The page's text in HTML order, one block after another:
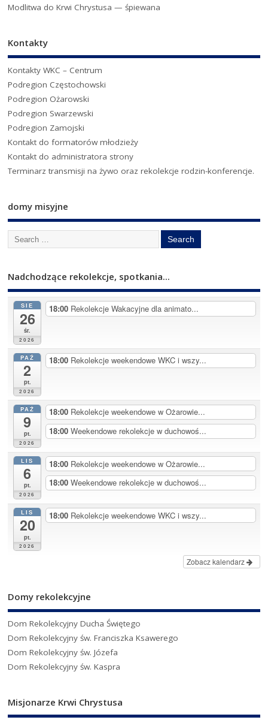
Modlitwa do Krwi Chrystusa — śpiewana
Kontakty
Kontakty WKC – Centrum
Podregion Częstochowski
Podregion Ożarowski
Podregion Swarzewski
Podregion Zamojski
Kontakt do formatorów młodzieży
Kontakt do administratora strony
Terminarz transmisji na żywo oraz rekolekcje rodzin-konferencje.
domy misyjne
Nadchodzące rekolekcje, spotkania...
SIE
26
śr.
2026
18:00 Rekolekcje Wakacyjne dla animato...
PAŹ
2
pt.
2026
18:00 Rekolekcje weekendowe WKC i wszy...
PAŹ
9
pt.
2026
18:00 Rekolekcje weekendowe w Ożarowie...
18:00Weekendowe rekolekcje w duchowoś...
LIS
6
pt.
2026
18:00 Rekolekcje weekendowe w Ożarowie...
18:00Weekendowe rekolekcje w duchowoś...
LIS
20
pt.
2026
18:00 Rekolekcje weekendowe WKC i wszy...
Zobacz kalendarz
Domy rekolekcyjne
Dom Rekolekcyjny Ducha Świętego
Dom Rekolekcyjny św. Franciszka Ksawerego
Dom Rekolekcyjny św. Józefa
Dom Rekolekcyjny św. Kaspra
Misjonarze Krwi Chrystusa